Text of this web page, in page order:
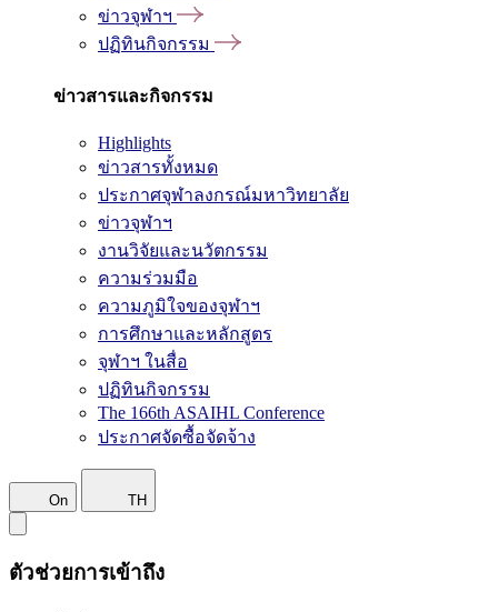
ข่าวจุฬาฯ
ปฏิทินกิจกรรม
ข่าวสารและกิจกรรม
Highlights
ข่าวสารทั้งหมด
ประกาศจุฬาลงกรณ์มหาวิทยาลัย
ข่าวจุฬาฯ
งานวิจัยและนวัตกรรม
ความร่วมมือ
ความภูมิใจของจุฬาฯ
การศึกษาและหลักสูตร
จุฬาฯ ในสื่อ
ปฏิทินกิจกรรม
The 166th ASAIHL Conference
ประกาศจัดซื้อจัดจ้าง
On TH
ตัวช่วยการเข้าถึง